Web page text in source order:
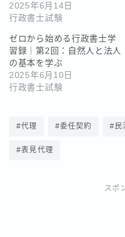
2025年6月14日
行政書士試験
ゼロから始める行政書士学
習録｜第2回：自然人と法人
の基本を学ぶ
2025年6月10日
行政書士試験
#代理 #委任契約 #民
#表見代理
スポ